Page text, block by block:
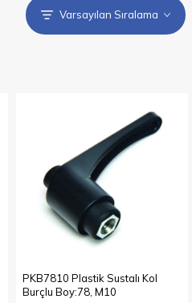
PKB7810 Plastik Sustalı Kol
Burçlu Boy:78, M10